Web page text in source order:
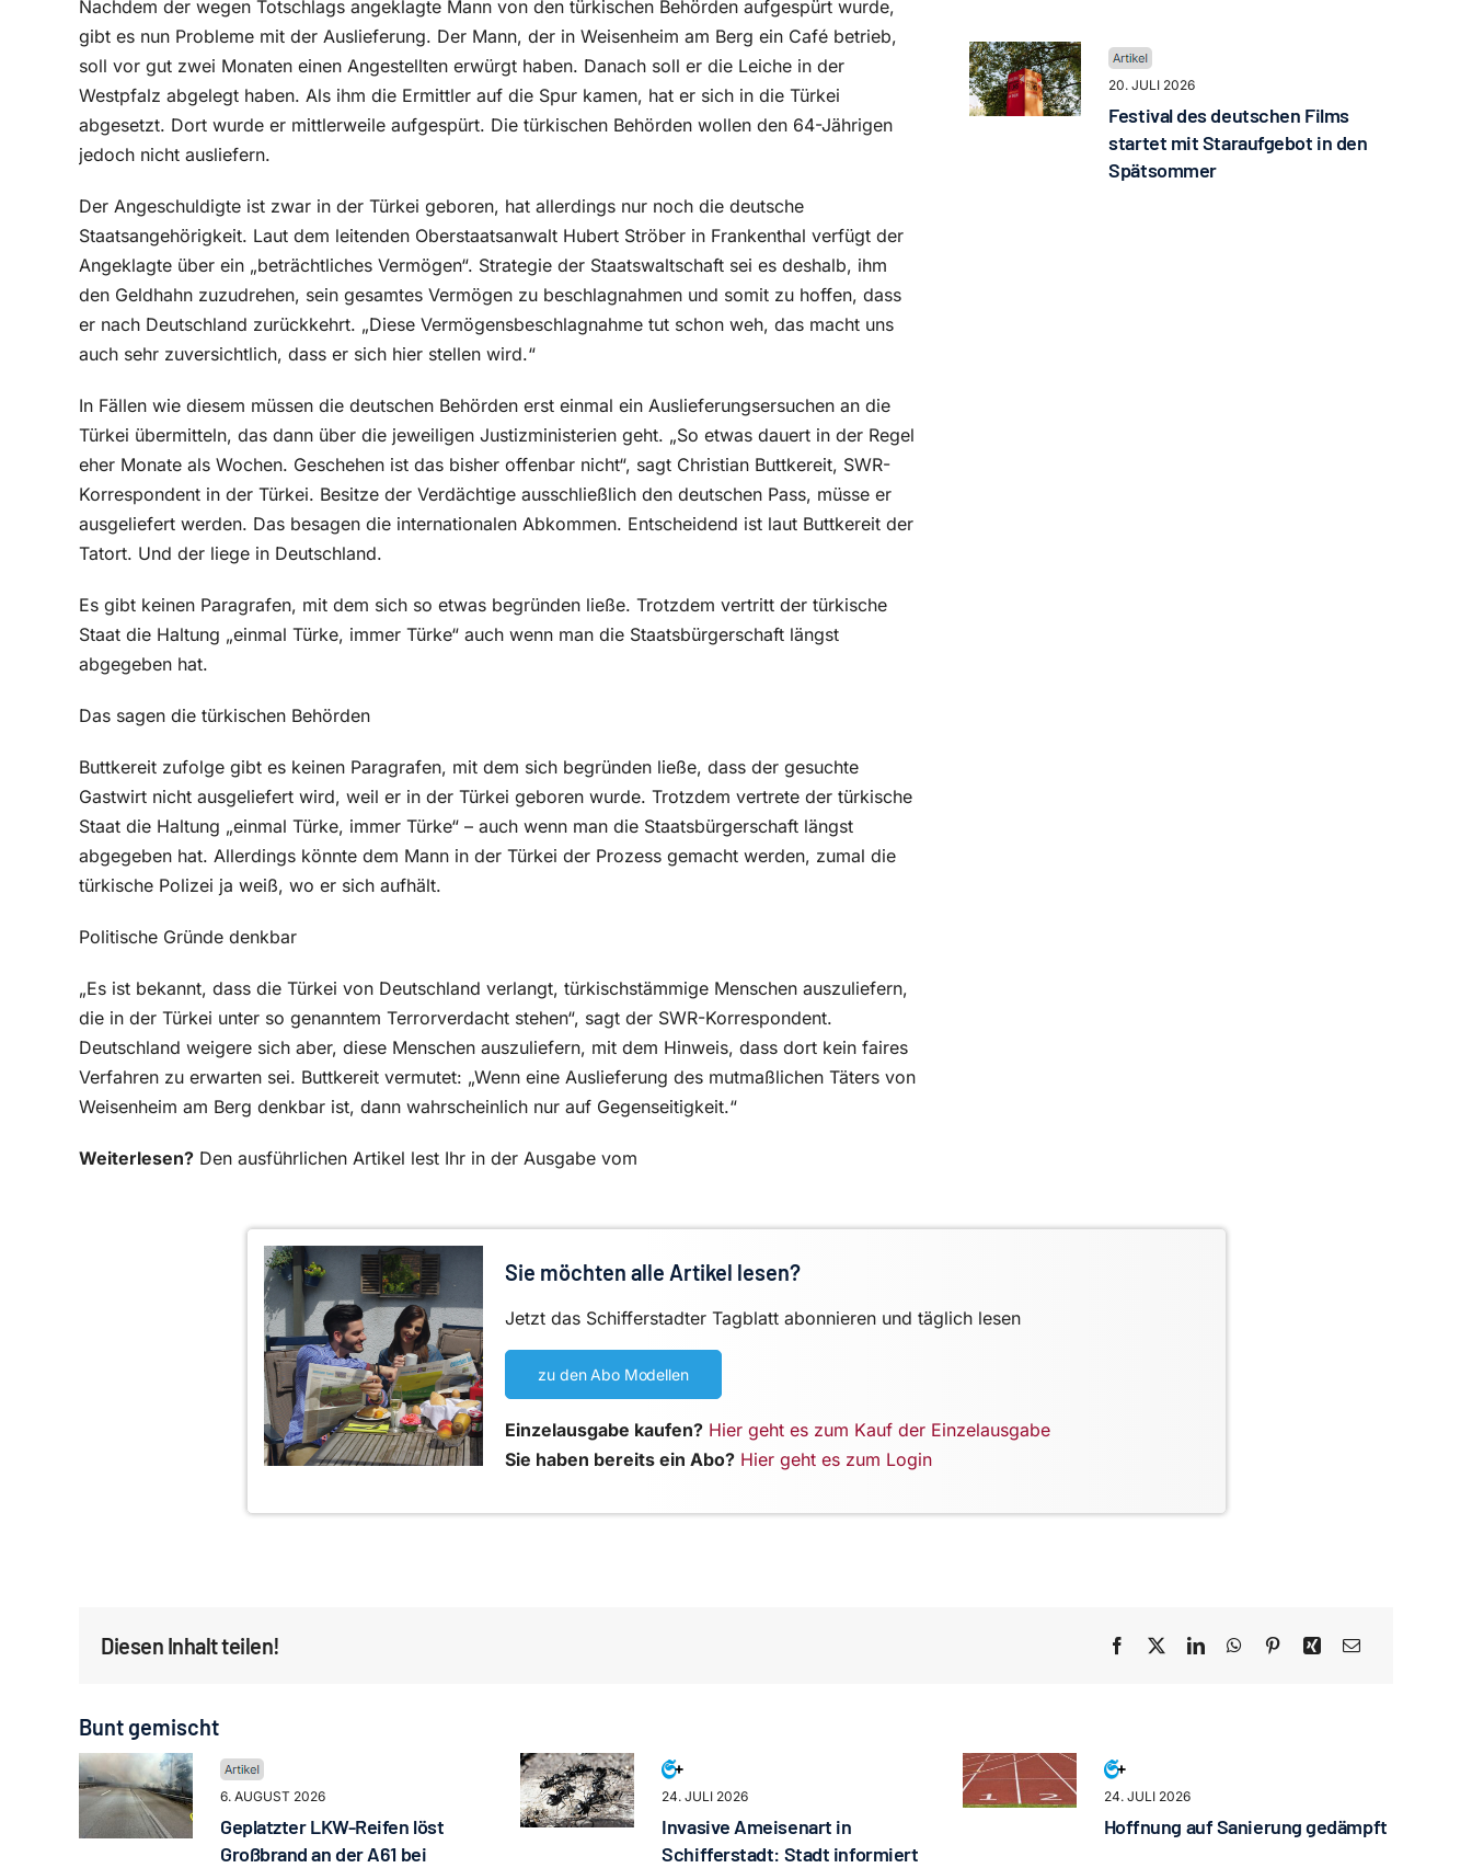
Nachdem der wegen Totschlags angeklagte Mann von den türkischen Behörden aufgespürt wurde,
gibt es nun Probleme mit der Auslieferung. Der Mann, der in Weisenheim am Berg ein Café betrieb,
soll vor gut zwei Monaten einen Angestellten erwürgt haben. Danach soll er die Leiche in der
Westpfalz abgelegt haben. Als ihm die Ermittler auf die Spur kamen, hat er sich in die Türkei
abgesetzt. Dort wurde er mittlerweile aufgespürt. Die türkischen Behörden wollen den 64-Jährigen
jedoch nicht ausliefern.
Der Angeschuldigte ist zwar in der Türkei geboren, hat allerdings nur noch die deutsche
Staatsangehörigkeit. Laut dem leitenden Oberstaatsanwalt Hubert Ströber in Frankenthal verfügt der
Angeklagte über ein „beträchtliches Vermögen“. Strategie der Staatswaltschaft sei es deshalb, ihm
den Geldhahn zuzudrehen, sein gesamtes Vermögen zu beschlagnahmen und somit zu hoffen, dass
er nach Deutschland zurückkehrt. „Diese Vermögensbeschlagnahme tut schon weh, das macht uns
auch sehr zuversichtlich, dass er sich hier stellen wird.“
In Fällen wie diesem müssen die deutschen Behörden erst einmal ein Auslieferungsersuchen an die
Türkei übermitteln, das dann über die jeweiligen Justizministerien geht. „So etwas dauert in der Regel
eher Monate als Wochen. Geschehen ist das bisher offenbar nicht“, sagt Christian Buttkereit, SWR-
Korrespondent in der Türkei. Besitze der Verdächtige ausschließlich den deutschen Pass, müsse er
ausgeliefert werden. Das besagen die internationalen Abkommen. Entscheidend ist laut Buttkereit der
Tatort. Und der liege in Deutschland.
Es gibt keinen Paragrafen, mit dem sich so etwas begründen ließe. Trotzdem vertritt der türkische
Staat die Haltung „einmal Türke, immer Türke“ auch wenn man die Staatsbürgerschaft längst
abgegeben hat.
Das sagen die türkischen Behörden
Buttkereit zufolge gibt es keinen Paragrafen, mit dem sich begründen ließe, dass der gesuchte
Gastwirt nicht ausgeliefert wird, weil er in der Türkei geboren wurde. Trotzdem vertrete der türkische
Staat die Haltung „einmal Türke, immer Türke“ – auch wenn man die Staatsbürgerschaft längst
abgegeben hat. Allerdings könnte dem Mann in der Türkei der Prozess gemacht werden, zumal die
türkische Polizei ja weiß, wo er sich aufhält.
Politische Gründe denkbar
„Es ist bekannt, dass die Türkei von Deutschland verlangt, türkischstämmige Menschen auszuliefern,
die in der Türkei unter so genanntem Terrorverdacht stehen“, sagt der SWR-Korrespondent.
Deutschland weigere sich aber, diese Menschen auszuliefern, mit dem Hinweis, dass dort kein faires
Verfahren zu erwarten sei. Buttkereit vermutet: „Wenn eine Auslieferung des mutmaßlichen Täters von
Weisenheim am Berg denkbar ist, dann wahrscheinlich nur auf Gegenseitigkeit.“
Weiterlesen? Den ausführlichen Artikel lest Ihr in der Ausgabe vom
20. JULI 2026
Festival des deutschen Films
startet mit Staraufgebot in den
Spätsommer
Sie möchten alle Artikel lesen?
Jetzt das Schifferstadter Tagblatt abonnieren und täglich lesen
zu den Abo Modellen
Einzelausgabe kaufen? Hier geht es zum Kauf der Einzelausgabe
Sie haben bereits ein Abo? Hier geht es zum Login
Diesen Inhalt teilen!
Bunt gemischt
6. AUGUST 2026
Geplatzter LKW-Reifen löst
Großbrand an der A61 bei
24. JULI 2026
Invasive Ameisenart in
Schifferstadt: Stadt informiert
24. JULI 2026
Hoffnung auf Sanierung gedämpft